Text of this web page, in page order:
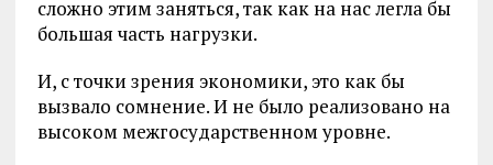
сложно этим заняться, так как на нас легла бы
большая часть нагрузки.
И, с точки зрения экономики, это как бы
вызвало сомнение. И не было реализовано на
высоком межгосударственном уровне.